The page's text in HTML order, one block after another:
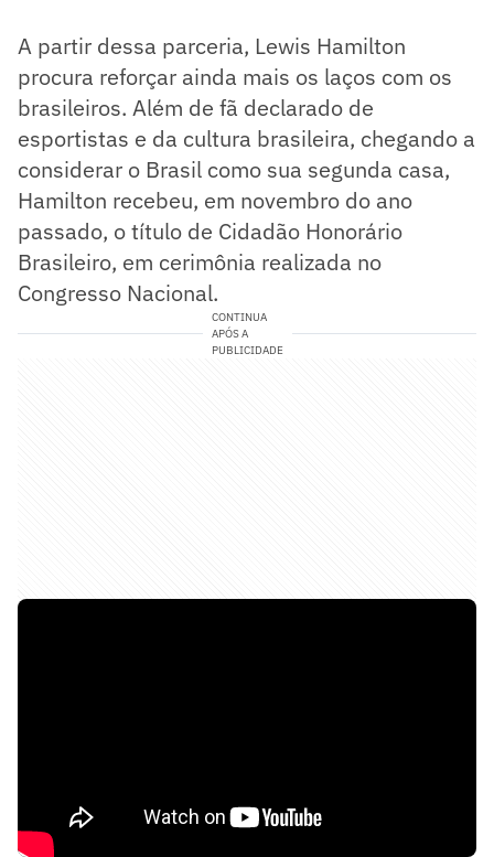
A partir dessa parceria, Lewis Hamilton
procura reforçar ainda mais os laços com os
brasileiros. Além de fã declarado de
esportistas e da cultura brasileira, chegando a
considerar o Brasil como sua segunda casa,
Hamilton recebeu, em novembro do ano
passado, o título de Cidadão Honorário
Brasileiro, em cerimônia realizada no
Congresso Nacional.
CONTINUA
APÓS A
PUBLICIDADE